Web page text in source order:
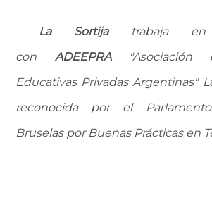
La Sortijatrabaja en
con ADEEPRA"Asociación
Educativas Privadas Argentinas"
reconocida por el
Bruselas por Buenas Prácticas en